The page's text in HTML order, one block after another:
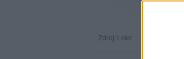
Zdroj: Leier